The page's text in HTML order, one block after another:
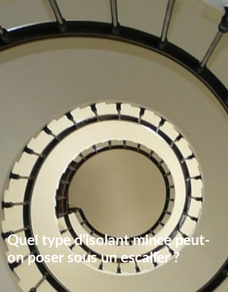
Quel type d’isolant mince peut-
on poser sous un escalier ?